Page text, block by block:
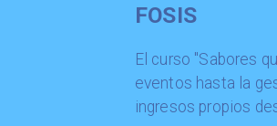
FOSIS
​El curso "Sabores
eventos hasta la
ingresos propios